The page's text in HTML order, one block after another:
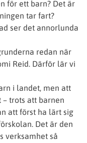
för ett barn? Det är
tar fart?
ser det annorlunda
redan när
Reid. Därför lär vi
i landet, men att
trots att barnen
att först ha lärt sig
Det är den
verksamhet så